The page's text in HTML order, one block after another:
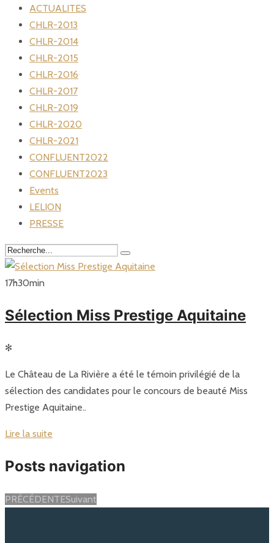
ACTUALITES
CHLR-2013
CHLR-2014
CHLR-2015
CHLR-2016
CHLR-2017
CHLR-2019
CHLR-2020
CHLR-2021
CONFLUENT2022
CONFLUENT2023
Events
LELION
PRESSE
17h30min
Sélection Miss Prestige Aquitaine
✻
Le Château de La Rivière a été le témoin privilégié de la
sélection des candidates pour le concours de beauté Miss
Prestige Aquitaine..
Lire la suite
Posts navigation
PRÉCÉDENTESuivant